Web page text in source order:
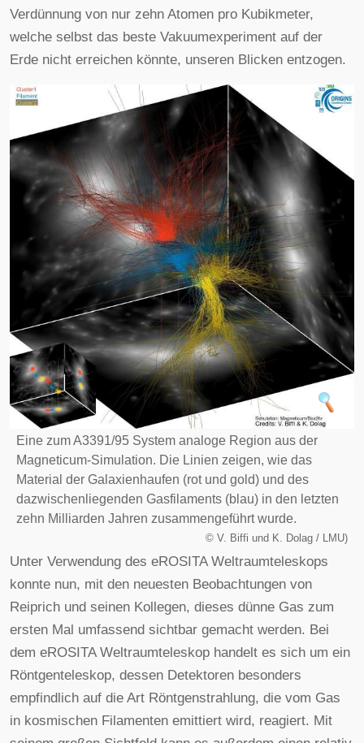
Verdünnung von nur zehn Atomen pro Kubikmeter,
welche selbst das beste Vakuumexperiment auf der
Erde nicht erreichen könnte, unseren Blicken entzogen.
Eine zum A3391/95 System analoge Region aus der
Magneticum-Simulation. Die Linien zeigen, wie das
Material der Galaxienhaufen (rot und gold) und des
dazwischenliegenden Gasfilaments (blau) in den letzten
zehn Milliarden Jahren zusammengeführt wurde.
© V. Biffi und K. Dolag / LMU)
Unter Verwendung des eROSITA Weltraumteleskops
konnte nun, mit den neuesten Beobachtungen von
Reiprich und seinen Kollegen, dieses dünne Gas zum
ersten Mal umfassend sichtbar gemacht werden. Bei
dem eROSITA Weltraumteleskop handelt es sich um ein
Röntgenteleskop, dessen Detektoren besonders
empfindlich auf die Art Röntgenstrahlung, die vom Gas
in kosmischen Filamenten emittiert wird, reagiert. Mit